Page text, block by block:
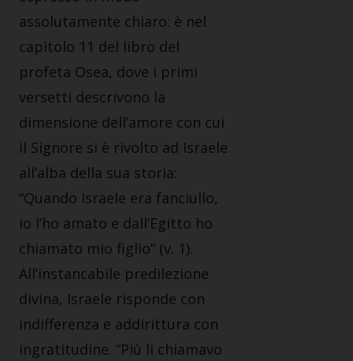
assolutamente chiaro: è nel
capitolo 11 del libro del
profeta Osea, dove i primi
versetti descrivono la
dimensione dell’amore con cui
il Signore si è rivolto ad Israele
all’alba della sua storia:
“Quando Israele era fanciullo,
io l’ho amato e dall’Egitto ho
chiamato mio figlio” (v. 1).
All’instancabile predilezione
divina, Israele risponde con
indifferenza e addirittura con
ingratitudine. “Più li chiamavo